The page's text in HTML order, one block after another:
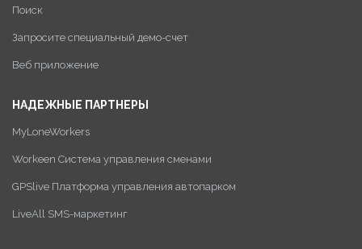
Поиск
Запросите специальный демо-счет
Веб приложение
НАДЕЖНЫЕ ПАРТНЕРЫ
MyLoneWorkers
Workeen Система управления сменами
GPSlive Платформа управления автопарком
LiveAll SMS-маркетинг